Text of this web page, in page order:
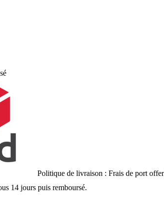
Politique de livraison : Frais de port
14 jours puis remboursé.